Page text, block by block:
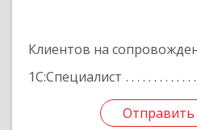
Клиентов на
1С:Специалист
Отправить
Отправить